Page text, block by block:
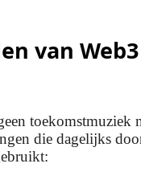
van
toekomstmuziek
die dagelijks